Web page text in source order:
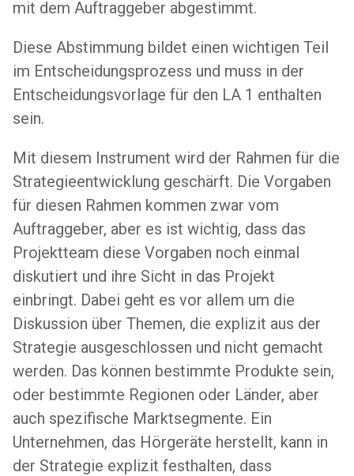
mit dem Auftraggeber abgestimmt.
Diese Abstimmung bildet einen wichtigen Teil
im Entscheidungsprozess und muss in der
Entscheidungsvorlage für den LA 1 enthalten
sein.
Mit diesem Instrument wird der Rahmen für die
Strategieentwicklung geschärft. Die Vorgaben
für diesen Rahmen kommen zwar vom
Auftraggeber, aber es ist wichtig, dass das
Projektteam diese Vorgaben noch einmal
diskutiert und ihre Sicht in das Projekt
einbringt. Dabei geht es vor allem um die
Diskussion über Themen, die explizit aus der
Strategie ausgeschlossen und nicht gemacht
werden. Das können bestimmte Produkte sein,
oder bestimmte Regionen oder Länder, aber
auch spezifische Marktsegmente. Ein
Unternehmen, das Hörgeräte herstellt, kann in
der Strategie explizit festhalten, dass